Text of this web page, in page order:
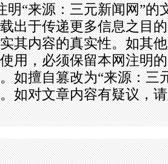
“来源：三元新闻网”的
出于传递更多信息之目
其内容的真实性。如其
用，必须保留本网注明
如擅自篡改为“来源：三
如对文章内容有疑议，